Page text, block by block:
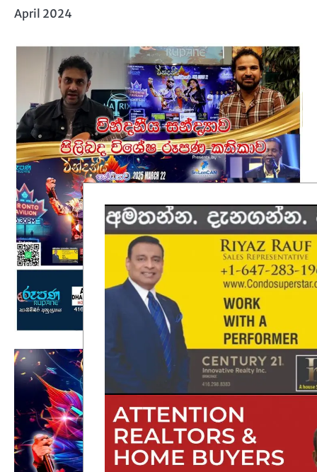
April 2024